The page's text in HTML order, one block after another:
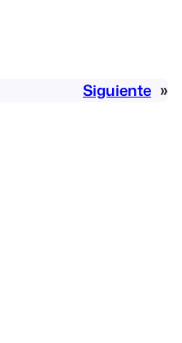
Siguiente »